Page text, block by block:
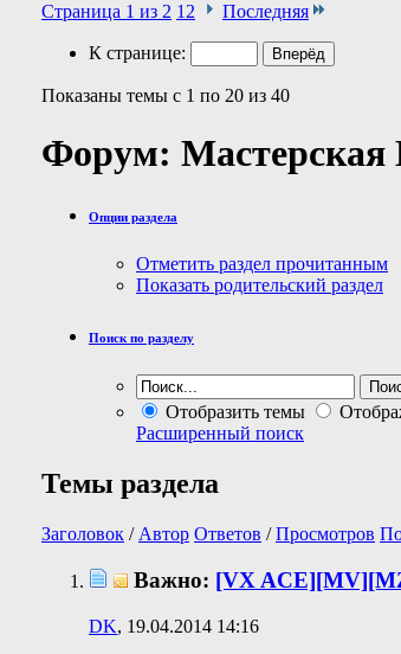
Страница 1 из 2 1 2 Последняя
К странице:
Показаны темы с 1 по 20 из 40
Форум: Мастерская
Опции раздела
Отметить раздел прочитанным
Показать родительский раздел
Поиск по разделу
Отобразить темы
Расширенный поиск
Темы раздела
Заголовок / Автор Ответов /Просмотров
Важно: [VX
DK, 19.04.2014 14:16